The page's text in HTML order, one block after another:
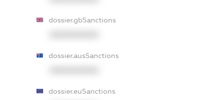
dossier.gbSanctions
dossier.ausSanctions
dossier.euSanctions